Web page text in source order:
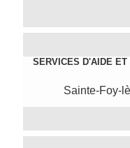
SERVICES D'AIDE
Sainte-Foy-